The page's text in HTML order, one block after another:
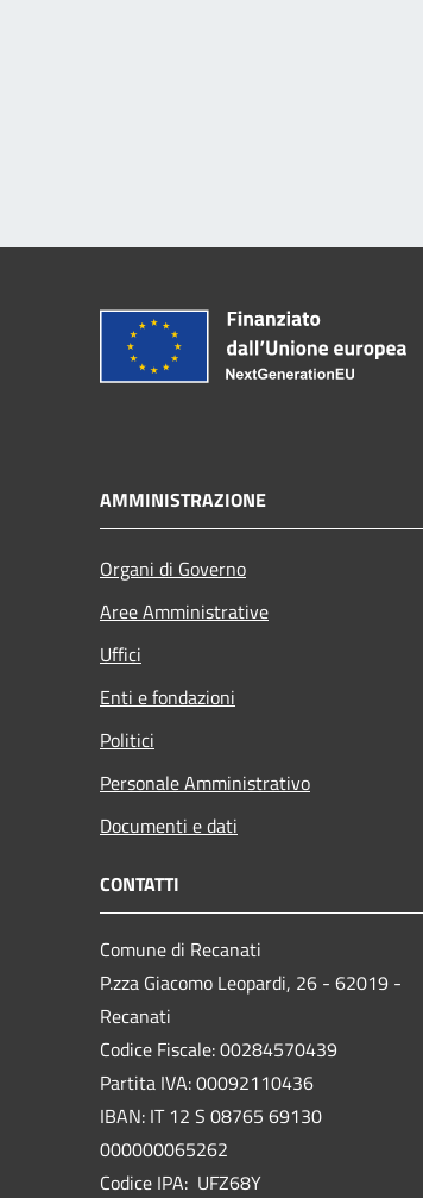
AMMINISTRAZIONE
Organi di Governo
Aree Amministrative
Uffici
Enti e fondazioni
Politici
Personale Amministrativo
Documenti e dati
CONTATTI
Comune di Recanati
P.zza Giacomo Leopardi, 26 - 62019 -
Recanati
Codice Fiscale: 00284570439
Partita IVA: 00092110436
IBAN: IT 12 S 08765 69130
000000065262
Codice IPA: UFZ68Y